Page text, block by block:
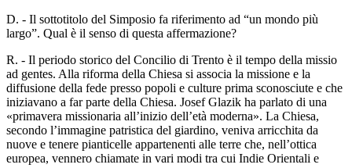
D. - Il sottotitolo del Simposio fa riferimento ad “un mondo più
largo”. Qual è il senso di questa affermazione?
R. - Il periodo storico del Concilio di Trento è il tempo della missio
ad gentes. Alla riforma della Chiesa si associa la missione e la
diffusione della fede presso popoli e culture prima sconosciute e che
iniziavano a far parte della Chiesa. Josef Glazik ha parlato di una
«primavera missionaria all’inizio dell’età moderna». La Chiesa,
secondo l’immagine patristica del giardino, veniva arricchita da
nuove e tenere pianticelle appartenenti alle terre che, nell’ottica
europea, vennero chiamate in vari modi tra cui Indie Orientali e